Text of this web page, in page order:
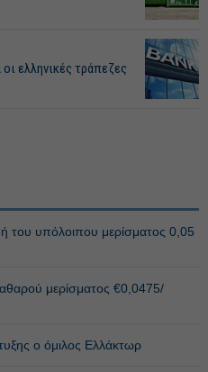
ελληνικές τράπεζες
του υπόλοιπου μερίσματος 0,05
μερίσματος €0,0475/
ο όμιλος Ελλάκτωρ